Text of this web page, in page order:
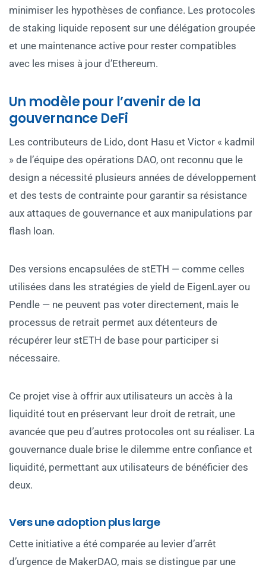
minimiser les hypothèses de confiance. Les protocoles
de staking liquide reposent sur une délégation groupée
et une maintenance active pour rester compatibles
avec les mises à jour d’Ethereum.
Un modèle pour l’avenir de la
gouvernance DeFi
Les contributeurs de Lido, dont Hasu et Victor « kadmil
» de l’équipe des opérations DAO, ont reconnu que le
design a nécessité plusieurs années de développement
et des tests de contrainte pour garantir sa résistance
aux attaques de gouvernance et aux manipulations par
flash loan.
Des versions encapsulées de stETH — comme celles
utilisées dans les stratégies de yield de EigenLayer ou
Pendle — ne peuvent pas voter directement, mais le
processus de retrait permet aux détenteurs de
récupérer leur stETH de base pour participer si
nécessaire.
Ce projet vise à offrir aux utilisateurs un accès à la
liquidité tout en préservant leur droit de retrait, une
avancée que peu d’autres protocoles ont su réaliser. La
gouvernance duale brise le dilemme entre confiance et
liquidité, permettant aux utilisateurs de bénéficier des
deux.
Vers une adoption plus large
Cette initiative a été comparée au levier d’arrêt
d’urgence de MakerDAO, mais se distingue par une